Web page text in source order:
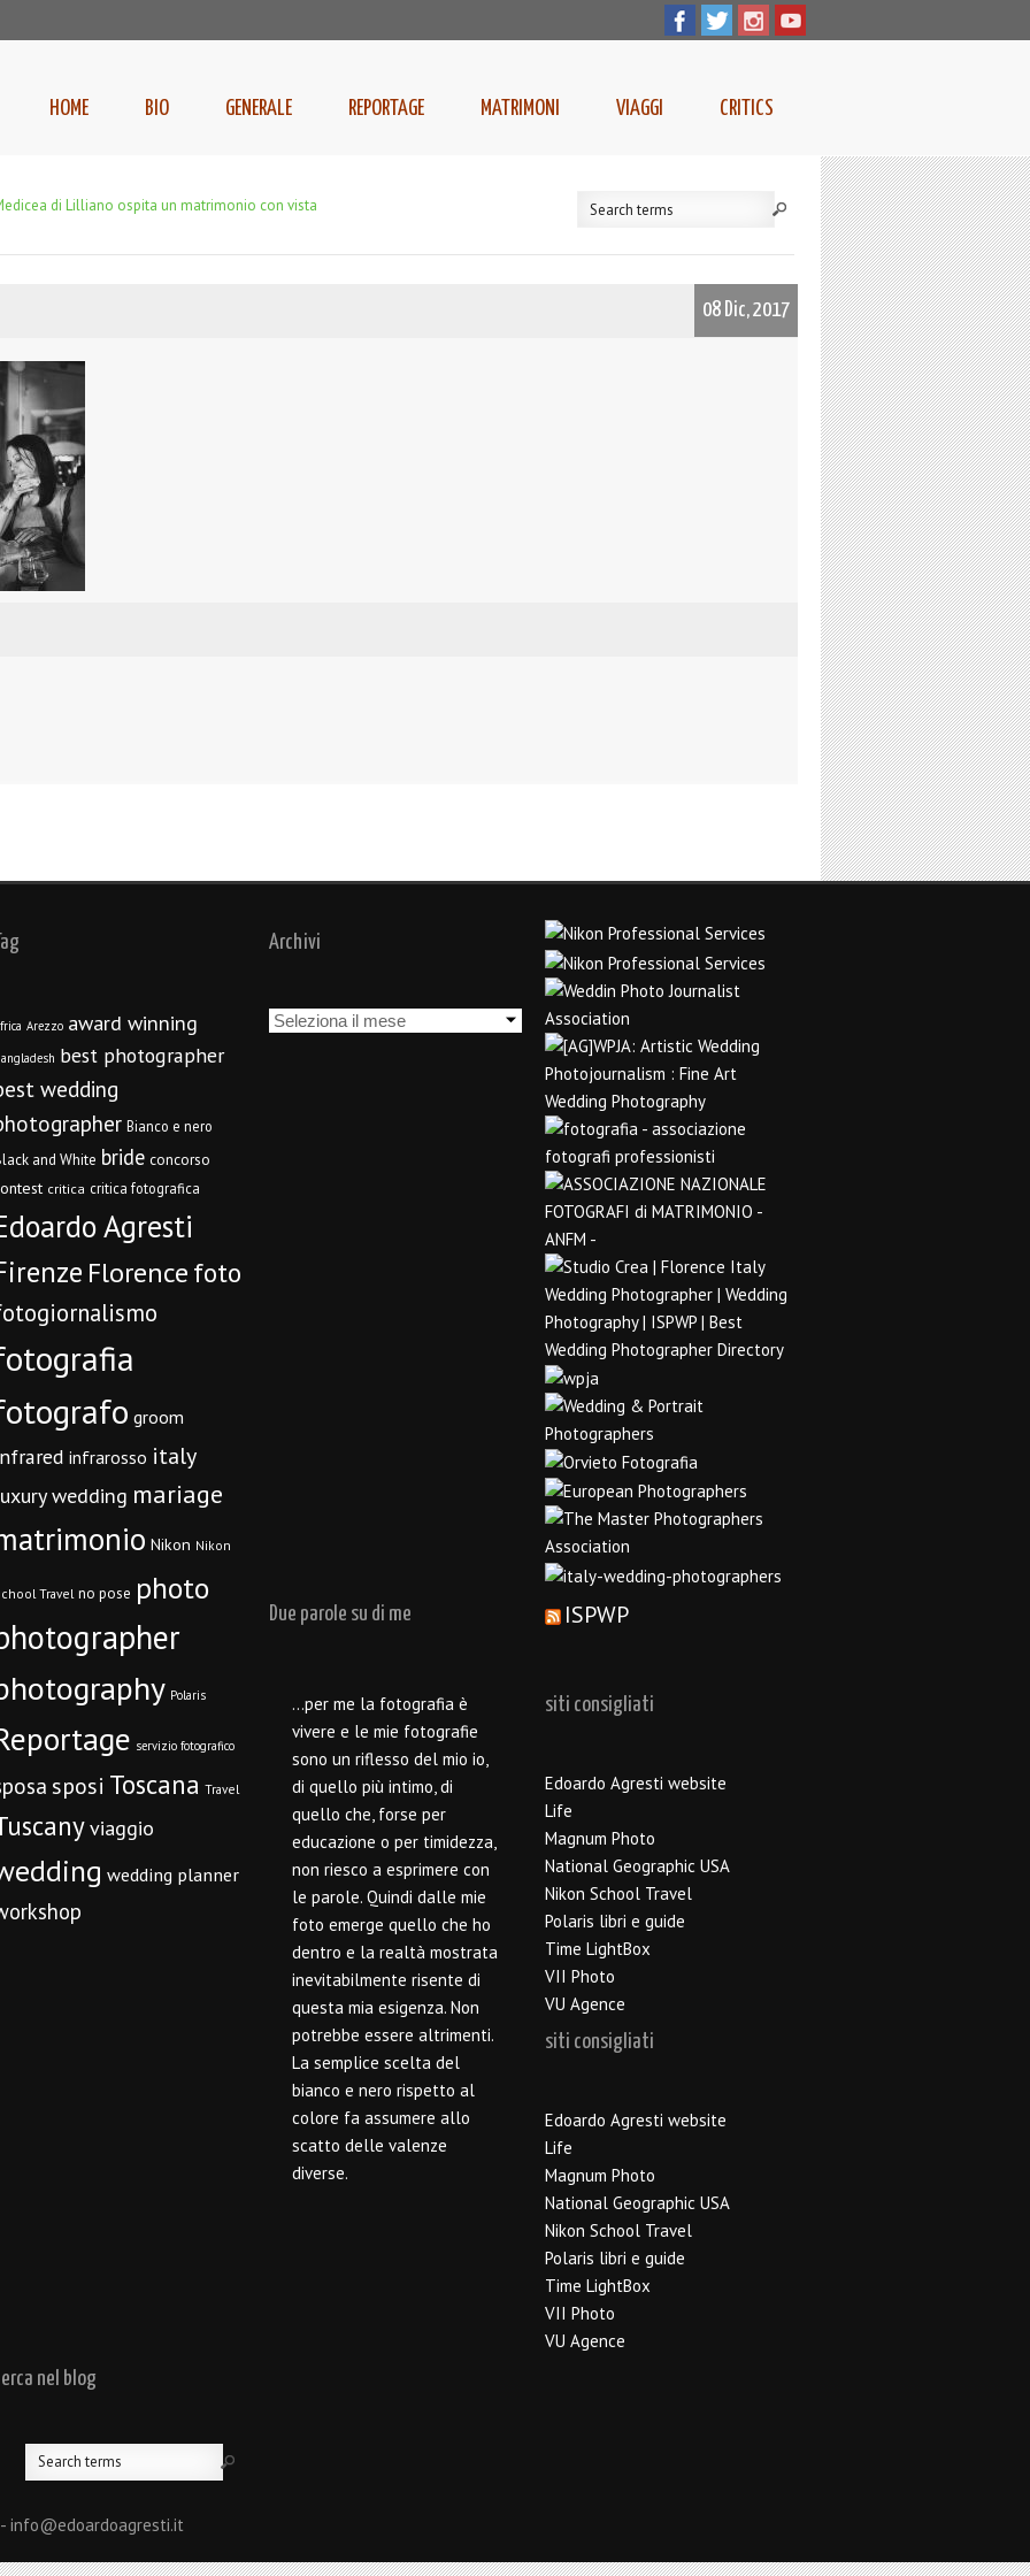
HOME BIO GENERALE REPORTAGE MATRIMONI VIAGGI CRITICS
di Lilliano ospita un matrimonio con vista
08 Dic, 2017
Arezzo award winning
best photographer
wedding
Bianco e nero
and White bride concorso
critica critica fotografica
Agresti
Florencefoto
groom
infrarosso italy
wedding mariage
Nikon Nikon
Travel no pose photo
Polaris
servizio fotografico
sposi Toscana Travel
viaggio
wedding planner
Archivi
Archivi
Due parole su di me
…per me la fotografia è
vivere e le mie fotografie
sono un riflesso del mio io,
di quello più intimo, di
quello che, forse per
educazione o per timidezza,
non riesco a esprimere con
le parole. Quindi dalle mie
foto emerge quello che ho
dentro e la realtà mostrata
inevitabilmente risente di
questa mia esigenza. Non
potrebbe essere altrimenti.
La semplice scelta del
bianco e nero rispetto al
colore fa assumere allo
scatto delle valenze
diverse.
ISPWP
siti consigliati
Edoardo Agresti website
Life
Magnum Photo
National Geographic USA
Nikon School Travel
Polaris libri e guide
Time LightBox
VII Photo
VU Agence
siti consigliati
Edoardo Agresti website
Life
Magnum Photo
National Geographic USA
Nikon School Travel
Polaris libri e guide
Time LightBox
VII Photo
VU Agence
nel blog
info@edoardoagresti.it